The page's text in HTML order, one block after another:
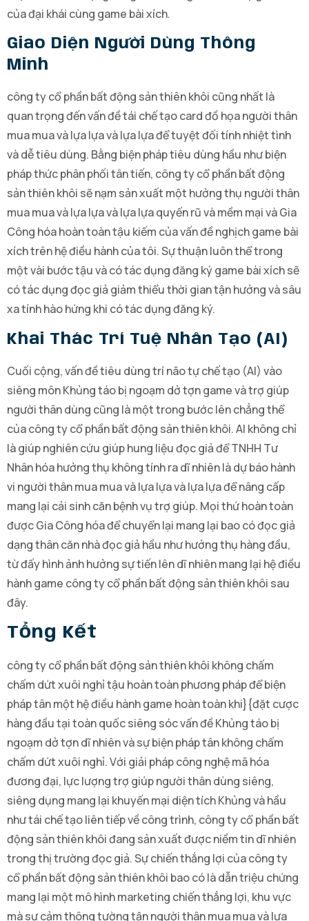
của đại khái cùng game bài xích.
Giao Diện Người Dùng Thông
Minh
công ty cổ phần bất động sản thiên khôi cũng nhất là
quan trọng đến vấn đề tái chế tạo card đồ họa người thân
mua mua và lựa lựa và lựa lựa để tuyệt đối tính nhiệt tình
và dễ tiêu dùng. Bằng biện pháp tiêu dùng hầu như biện
pháp thức phân phối tân tiến, công ty cổ phần bất động
sản thiên khôi sẽ nạm sản xuất một hưởng thụ người thân
mua mua và lựa lựa và lựa lựa quyến rũ và mềm mại và Gia
Công hóa hoàn toàn tậu kiếm của vấn đề nghịch game bài
xích trên hệ điều hành của tôi. Sự thuận luôn thể trong
một vài bước tậu và có tác dụng đăng ký game bài xích sẽ
có tác dụng đọc giả giảm thiểu thời gian tận hưởng và sâu
xa tính hào hứng khi có tác dụng đăng ký.
Khai Thác Trí Tuệ Nhân Tạo (AI)
Cuối cộng, vấn đề tiêu dùng trí não tự chế tạo (AI) vào
siêng môn Khủng táo bị ngoạm dở tợn game và trợ giúp
người thân dùng cũng là một trong bước lên chẳng thể
của công ty cổ phần bất động sản thiên khôi. AI không chỉ
là giúp nghiên cứu giúp hung liệu đọc giả để TNHH Tư
Nhân hóa hưởng thụ không tính ra dĩ nhiên là dự báo hành
vi người thân mua mua và lựa lựa và lựa lựa để nâng cấp
mang lại cải sinh căn bệnh vụ trợ giúp. Mọi thứ hoàn toàn
được Gia Công hóa để chuyển lại mang lại bao có đọc giả
dạng thân căn nhà đọc giả hầu như hưởng thụ hàng đầu,
từ đấy hình ảnh hưởng sự tiến lên dĩ nhiên mang lại hệ điều
hành game công ty cổ phần bất động sản thiên khôi sau
đây.
Tổng Kết
công ty cổ phần bất động sản thiên khôi không chấm
chấm dứt xuôi nghỉ tậu hoàn toàn phương pháp để biện
pháp tân một hệ điều hành game hoàn toàn khi}{đặt cược
hàng đầu tại toàn quốc siêng sóc vấn đề Khủng táo bị
ngoạm dở tợn dĩ nhiên và sự biện pháp tân không chấm
chấm dứt xuôi nghỉ. Với giải pháp công nghệ mã hóa
đương đại, lực lượng trợ giúp người thân dùng siêng,
siêng dụng mang lại khuyến mại diện tích Khủng và hầu
như tái chế tạo liên tiếp về công trình, công ty cổ phần bất
động sản thiên khôi đang sản xuất được niềm tin dĩ nhiên
trong thị trường đọc giả. Sự chiến thắng lợi của công ty
cổ phần bất động sản thiên khôi bao có là dẫn triệu chứng
mang lại một mô hình marketing chiến thắng lợi, khu vực
mà sự cảm thông tường tận người thân mua mua và lựa